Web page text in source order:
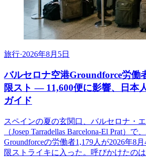
旅行·2026年8月5日
バルセロナ空港Groundforce労働
限スト ― 11,600便に影響、日本
ガイド
スペインの夏の玄関口、バルセロナ・
（Josep Tarradellas Barcelona-El Prat）で
Groundforceの労働者1,179人が2026年8
限ストライキに入った。呼びかけたの